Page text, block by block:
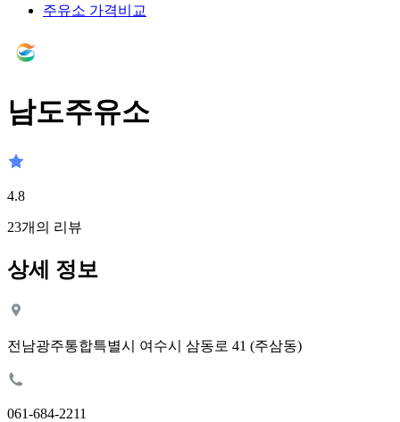
주유소 가격비교
남도주유소
4.8
23개의 리뷰
상세 정보
전남광주통합특별시 여수시 삼동로 41 (주삼동)
061-684-2211